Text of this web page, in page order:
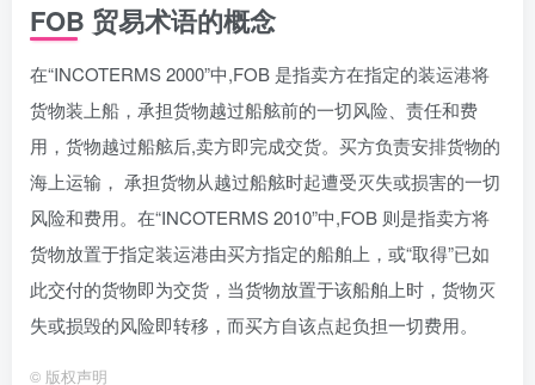
FOB 贸易术语的概念
在“INCOTERMS 2000”中,FOB 是指卖方在指定的装运港将
货物装上船，承担货物越过船舷前的一切风险、责任和费
用，货物越过船舷后,卖方即完成交货。买方负责安排货物的
海上运输， 承担货物从越过船舷时起遭受灭失或损害的一切
风险和费用。在“INCOTERMS 2010”中,FOB 则是指卖方将
货物放置于指定装运港由买方指定的船舶上，或“取得”已如
此交付的货物即为交货，当货物放置于该船舶上时，货物灭
失或损毁的风险即转移，而买方自该点起负担一切费用。
© 版权声明